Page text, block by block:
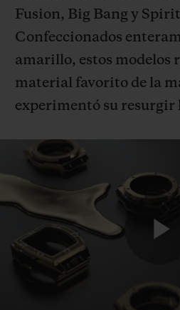
Fusion, Big Bang y
Confeccionados
amarillo, estos
material favorito de la
experimentó su resurgir
DEVOLUCIONES Y ENVÍOS
PAGO SEGURO